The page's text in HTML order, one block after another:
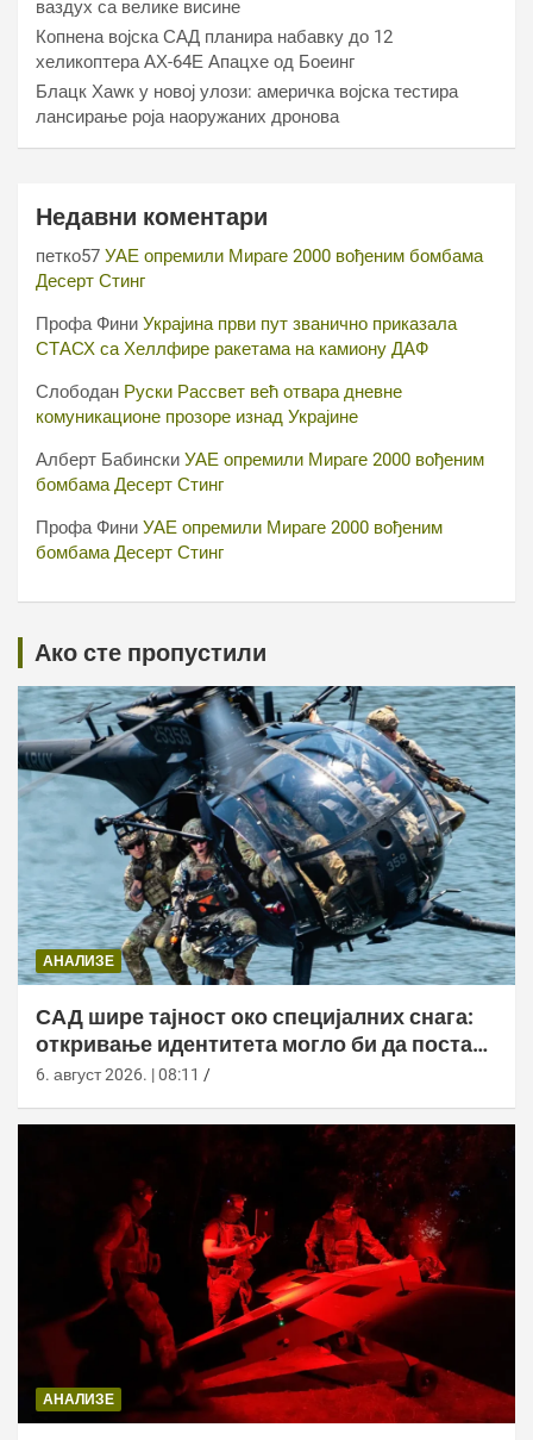
ваздух са велике висине
Копнена војска САД планира набавку до 12
хеликоптера АХ-64Е Апацхе од Боеинг
Блацк Хаwк у новој улози: америчка војска тестира
лансирање роја наоружаних дронова
Недавни коментари
петко57 УАЕ опремили Мираге 2000 вођеним бомбама
Десерт Стинг
Профа Фини Украјина први пут званично приказала
СТАСХ са Хеллфире ракетама на камиону ДАФ
Слободан Руски Рассвет већ отвара дневне
комуникационе прозоре изнад Украјине
Алберт Бабински УАЕ опремили Мираге 2000 вођеним
бомбама Десерт Стинг
Профа Фини УАЕ опремили Мираге 2000 вођеним
бомбама Десерт Стинг
Ако сте пропустили
АНАЛИЗЕ
САД шире тајност око специјалних снага:
откривање идентитета могло би да постане
кривично дело
6. август 2026. | 08:11
АНАЛИЗЕ